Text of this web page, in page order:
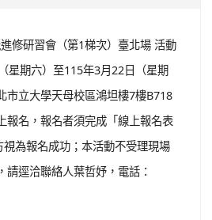
修研習會（第1梯次）臺北場 活動
星期六）至115年3月22日（星期
市立大學天母校區鴻坦樓7樓B718
報名，報名者須完成「線上報名表
為報名成功；本活動不受理現場
請逕洽聯絡人葉哲妤，電話：